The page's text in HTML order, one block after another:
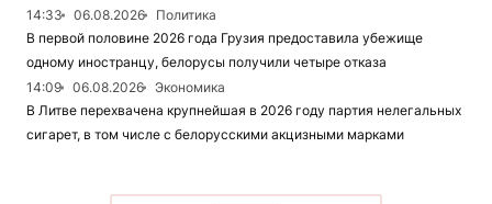
14:33
06.08.2026
Политика
В первой половине 2026 года Грузия предоставила убежище
одному иностранцу, белорусы получили четыре отказа
14:09
06.08.2026
Экономика
В Литве перехвачена крупнейшая в 2026 году партия нелегальных
сигарет, в том числе с белорусскими акцизными марками